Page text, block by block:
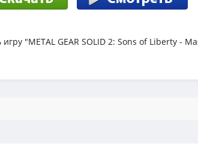
"METAL GEAR SOLID 2: Sons of Liberty -